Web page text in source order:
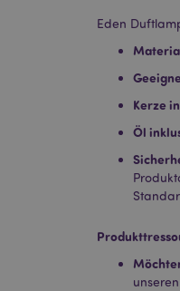
Eden
Kerze
Öl
unseren